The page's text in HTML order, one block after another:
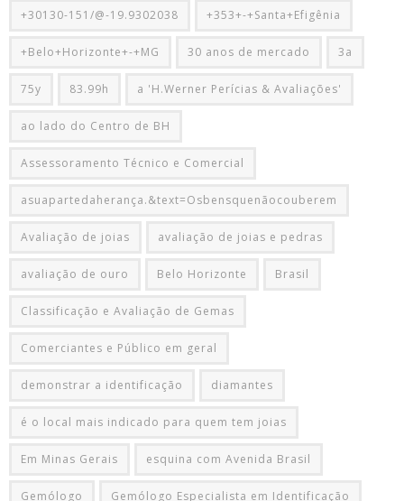
+30130-151/@-19.9302038 +353+-+Santa+Efigênia
+Belo+Horizonte+-+MG 30 anos de mercado 3a
75y 83.99h a 'H.Werner Perícias & Avaliações'
ao lado do Centro de BH
Assessoramento Técnico e Comercial
asuapartedaherança.&text=Osbensquenãocouberem
Avaliação de joias avaliação de joias e pedras
avaliação de ouro Belo Horizonte Brasil
Classificação e Avaliação de Gemas
Comerciantes e Público em geral
demonstrar a identificação diamantes
é o local mais indicado para quem tem joias
Em Minas Gerais esquina com Avenida Brasil
Gemólogo Gemólogo Especialista em Identificação